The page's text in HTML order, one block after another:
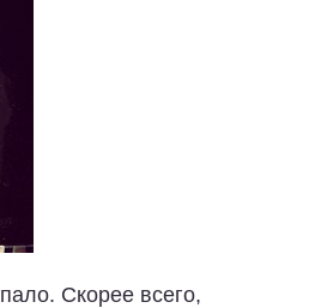
Скорее всего,